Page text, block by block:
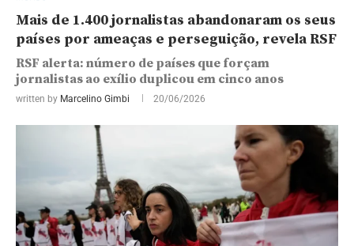
Mais de 1.400 jornalistas abandonaram os seus
países por ameaças e perseguição, revela RSF
RSF alerta: número de países que forçam
jornalistas ao exílio duplicou em cinco anos
written by Marcelino Gimbi 20/06/2026